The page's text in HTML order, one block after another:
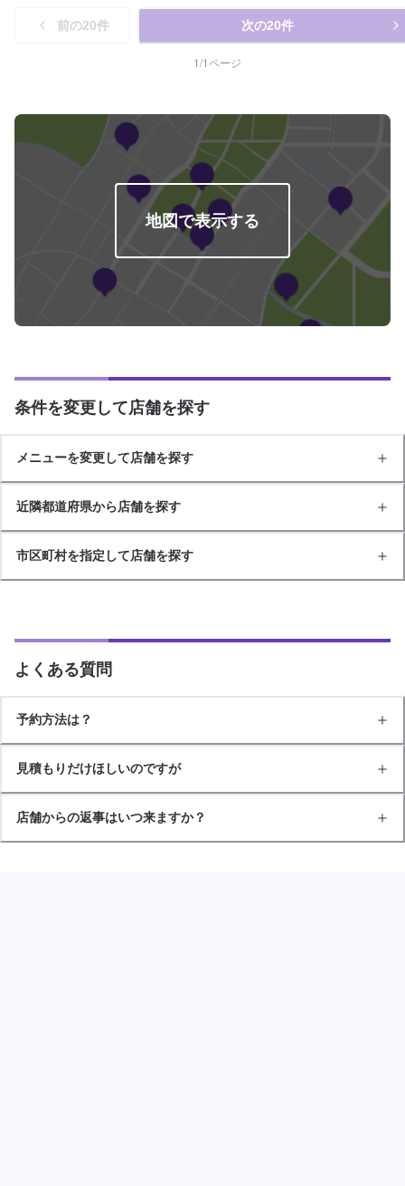
ショナルです。大切なお車はぜひ、カーリペアCHIGIRAにおまかせくださ
い！--------------------------------------------------【1】オファーにてお問い合わせ
【2】お見積り【3】お見積りにご納得いただければ作業開始【4】仕上がり
次第納車□納期について□通常1週間程度で納車いたします。車種や状態によ
み可能です。オファーの際に持ち込みパーツの詳細をご入力ください。【定
休日・営業時間】定休日：祝日営業時間：9:00~19:00
前の20件 次の20件
1/1ページ
地図で表示する
条件を変更して店舗を探す
メニューを変更して店舗を探す
近隣都道府県から店舗を探す
市区町村を指定して店舗を探す
よくある質問
予約方法は？
見積もりだけほしいのですが
店舗からの返事はいつ来ますか？